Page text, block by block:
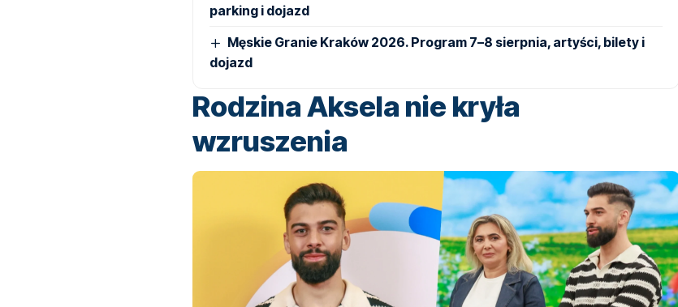
parking i dojazd
Męskie Granie Kraków 2026. Program 7–8 sierpnia, artyści, bilety i
dojazd
Rodzina Aksela nie kryła
wzruszenia